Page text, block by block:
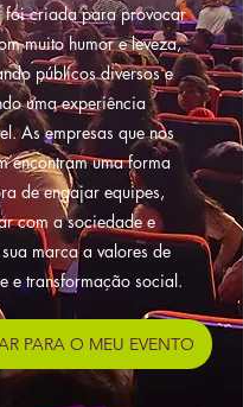
foi criada para provocar
muito humor e leveza,
públicos diversos e
uma experiência
As empresas que nos
encontram uma forma
de engajar equipes,
com a sociedade e
marca a valores de
e transformação social.
PARA O MEU EVENTO